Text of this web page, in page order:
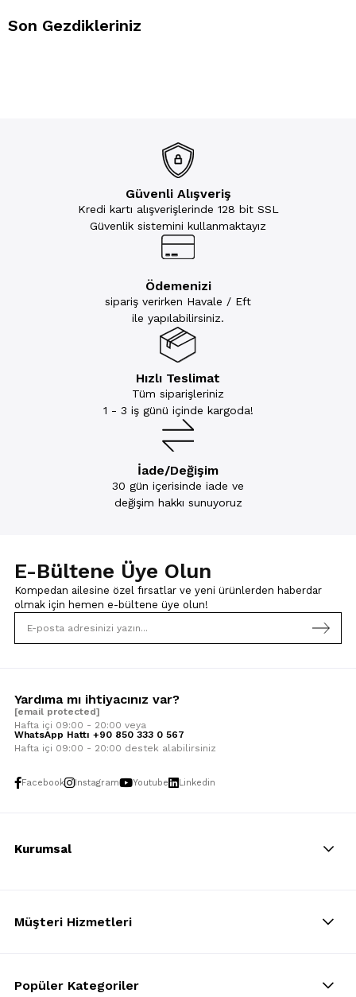
Son Gezdikleriniz
Güvenli Alışveriş
Kredi kartı alışverişlerinde 128 bit SSL
Güvenlik sistemini kullanmaktayız
Ödemenizi
sipariş verirken Havale / Eft
ile yapılabilirsiniz.
Hızlı Teslimat
Tüm siparişleriniz
1 - 3 iş günü içinde kargoda!
İade/Değişim
30 gün içerisinde iade ve
değişim hakkı sunuyoruz
E-Bültene Üye Olun
Kompedan ailesine özel fırsatlar ve yeni ürünlerden haberdar
olmak için hemen e-bültene üye olun!
Yardıma mı ihtiyacınız var?
[email protected]
Hafta içi 09:00 - 20:00 veya
WhatsApp Hattı +90 850 333 0 567
Hafta içi 09:00 - 20:00 destek alabilirsiniz
Facebook Instagram Youtube Linkedin
Kurumsal
Müşteri Hizmetleri
Popüler Kategoriler